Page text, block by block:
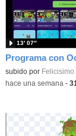
Contenido educativo.
subido por Felicisimo
13′ 07″
-hace una semana -